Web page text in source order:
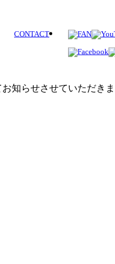
CONTACT
知らせさせていただきま